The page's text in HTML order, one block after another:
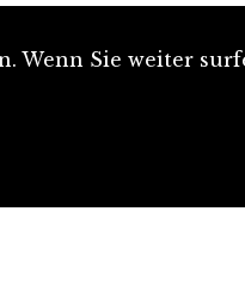
Wenn Sie weiter